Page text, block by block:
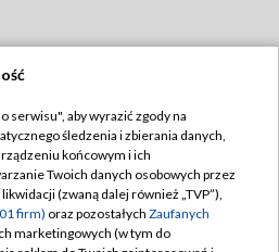
TVP
TVP
prywatności
serwisu", aby wyrazić zgody na
śledzenia i zbierania danych,
końcowym i ich
Twoich danych osobowych przez
(zwaną dalej również „TVP”),
firm) oraz pozostałych Zaufanych
marketingowych (w tym do